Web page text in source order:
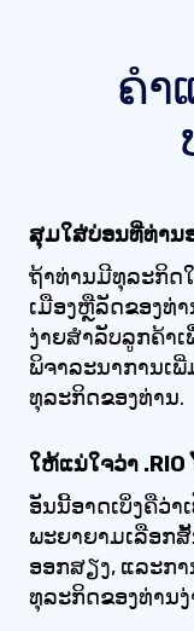
ຄໍາ
ສຸມໃສ່ບ່ອນທີ່ທ່ານ
ຖ້າທ່ານມີທຸລະກິດ
ເມືອງຫຼືລັດຂອງທ່າ
ງ່າຍສໍາລັບລູກຄ້າ
ພິຈາລະນາການເ
ທຸລະກິດຂອງທ່ານ.
ໃຫ້ແນ່ໃຈວ່າ
ອັນນີ້ອາດເບິ່ງຄືວ່າ
ພະຍາຍາມເລືອກສັ້
ອອກສຽງ, ແລະກ
ທຸລະກິດຂອງທ່ານ